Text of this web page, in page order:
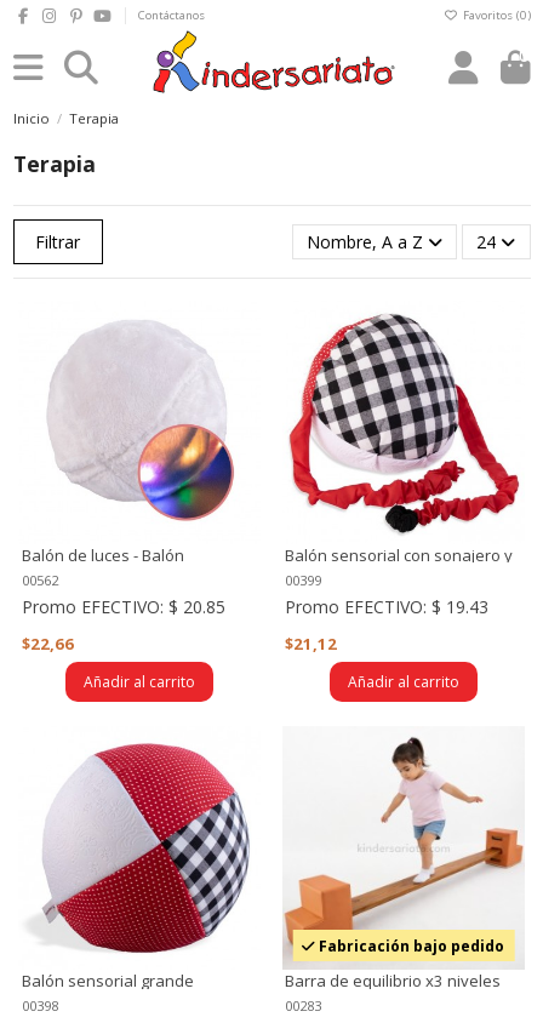
Contáctanos Favoritos (0)
0
Inicio Terapia
Terapia
Filtrar Nombre, A a Z 24
Balón de luces - Balón
multisensorial
00562
Promo EFECTIVO: $ 20.85
$22,66
Añadir al carrito
Balón sensorial con sonajero y
manilla (blanco, rojo y negro)
00399
Promo EFECTIVO:$ 19.43
$21,12
Añadir al carrito
Balón sensorial grande
00398
Fabricación bajo pedido
Barra de equilibrio x3 niveles
00283